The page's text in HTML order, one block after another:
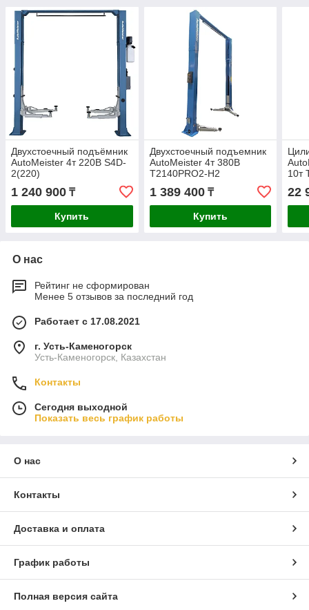
Двухстоечный подъёмник
AutoMeister 4т 220В S4D-
2(220)
1 240 900 ₸
Купить
Двухстоечный подъемник
AutoMeister 4т 380В
T2140PRO2-H2
1 389 400₸
Купить
10т
22
О нас
Рейтинг не сформирован
Менее 5 отзывов за последний год
Работает с 17.08.2021
г. Усть-Каменогорск
Усть-Каменогорск, Казахстан
Контакты
Сегодня выходной
Показать весь график работы
О нас
Контакты
Доставка и оплата
График работы
Полная версия сайта